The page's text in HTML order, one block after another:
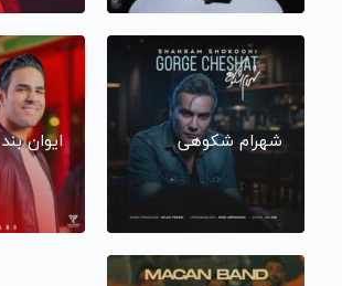
شهرام شکوهی ایوان بند